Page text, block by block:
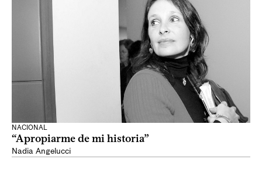
NACIONAL
“Apropiarme de mi historia”
Nadia Angelucci